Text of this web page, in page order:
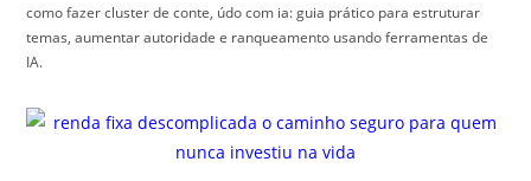
como fazer cluster de conte, údo com ia: guia prático para estruturar
temas, aumentar autoridade e ranqueamento usando ferramentas de
IA.